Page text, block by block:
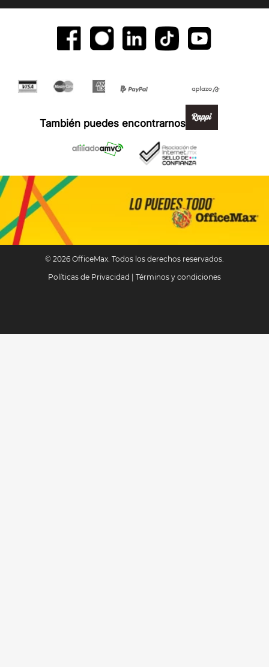
Formas de pago y compra 100% segura
También puedes encontrarnos en:
© 2026 OfficeMax. Todos los derechos reservados.
Políticas de Privacidad
Términos y condiciones